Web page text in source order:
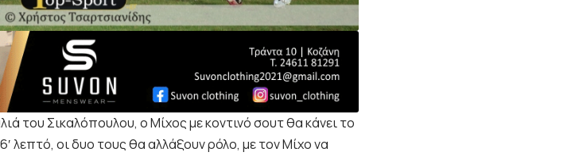
του Σικαλόπουλου, ο Μίχος με κοντινό σουτ θα κάνει το
λεπτό, οι δυο τους θα αλλάξουν ρόλο, με τον Μίχο να